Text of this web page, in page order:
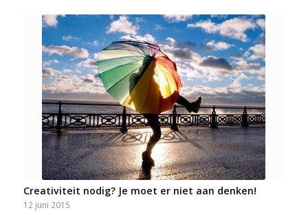
Creativiteit nodig? Je moet er niet aan denken!
12 juni 2015